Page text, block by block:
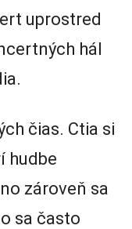
uprostred
hál
čias. Ctia si
hudbe
zároveň sa
sa často